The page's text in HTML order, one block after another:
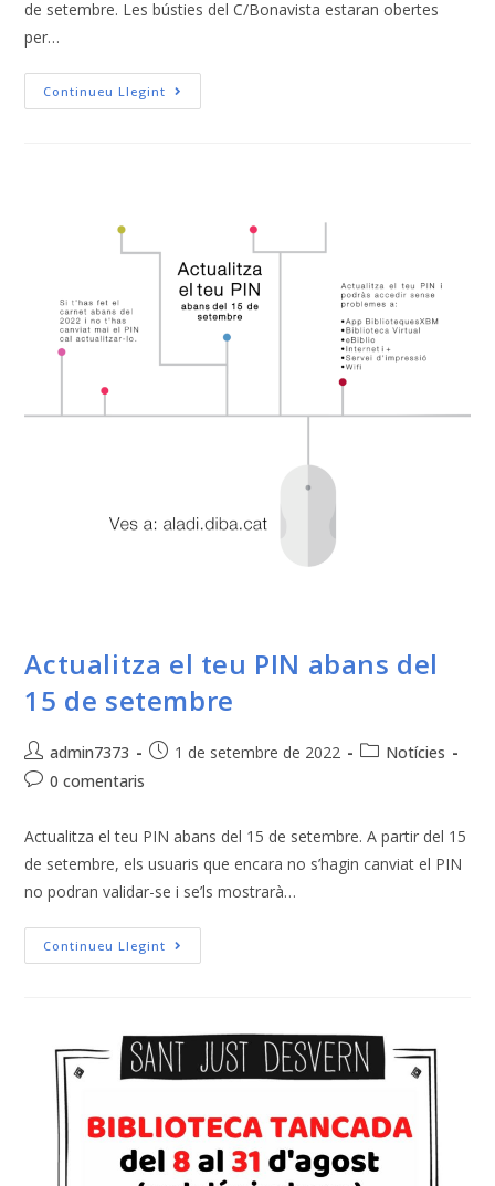
de setembre. Les bústies del C/Bonavista estaran obertes
per…
Continueu Llegint
Actualitza el teu PIN abans del
15 de setembre
admin7373 1 de setembre de 2022
Notícies
0 comentaris
Actualitza el teu PIN abans del 15 de setembre. A partir del 15
de setembre, els usuaris que encara no s’hagin canviat el PIN
no podran validar-se i se’ls mostrarà…
Continueu Llegint